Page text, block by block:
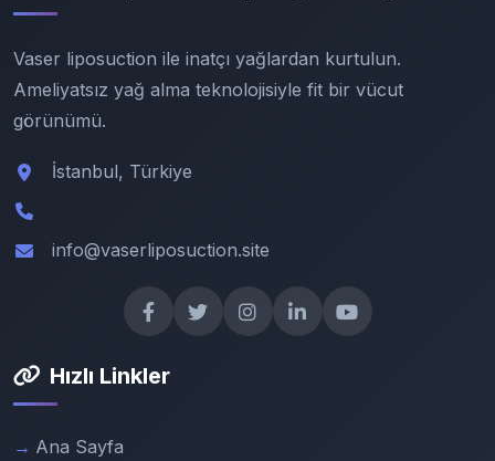
Vaser liposuction ile inatçı yağlardan kurtulun.
Ameliyatsız yağ alma teknolojisiyle fit bir vücut
görünümü.
İstanbul, Türkiye
info@vaserliposuction.site
Hızlı Linkler
Ana Sayfa